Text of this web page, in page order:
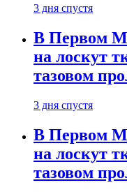
3 дня спустя
В Первом
на лоскут
тазовом
3 дня спустя
В Первом
на лоскут
тазовом